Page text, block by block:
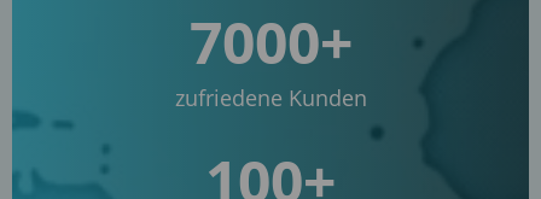
7000+
zufriedene Kunden
100+